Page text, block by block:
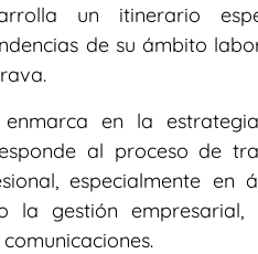
un itinerario
de su ámbito
en la
al proceso de
especialmente
la gestión